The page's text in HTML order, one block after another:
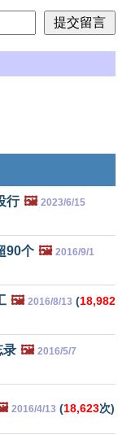
行 🖼️ 2023/6/15
90个 🖼️ 2016/9/1
🖼️ 2016/8/13 (18,982
录 🖼️ 2016/5/7
2016/4/13 (18,623次)